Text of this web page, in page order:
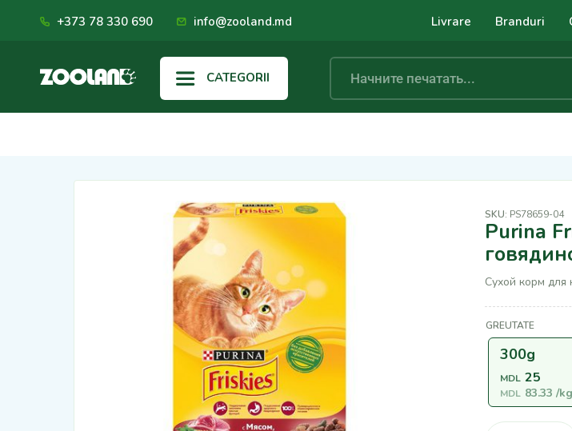
+373 78 330 690 info@zooland.md Livrare Branduri
CATEGORII
SKU: PS78659-04
Purina
Сухой корм для
GREUTATE
300g
MDL 25
MDL 83.33 /kg